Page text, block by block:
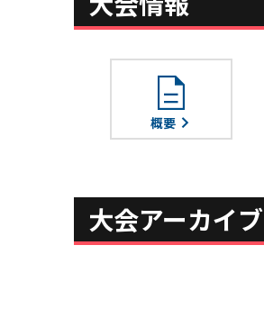
description
概要
大会アーカイブ